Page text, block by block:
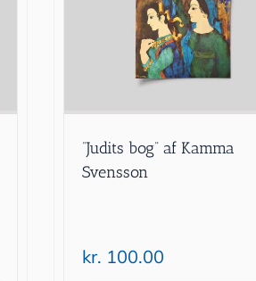
”Judits bog” af Kamma
Svensson
kr. 100.00